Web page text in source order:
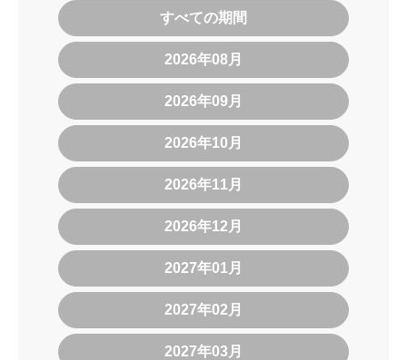
すべての期間
2026年08月
2026年09月
2026年10月
2026年11月
2026年12月
2027年01月
2027年02月
2027年03月